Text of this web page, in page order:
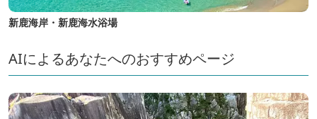
新鹿海岸・新鹿海水浴場
AIによるあなたへのおすすめページ